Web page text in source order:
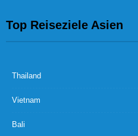
Top Reiseziele Asien
Thailand
Vietnam
Bali